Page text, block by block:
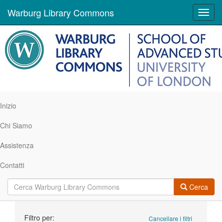
Warburg Library Commons
Inizio
Chi Siamo
Assistenza
Contatti
Cerca
Cancellare i filtri
Filtro per: